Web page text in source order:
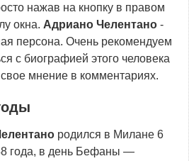
нажав на кнопку в правом
окна. Адриано Челентано -
персона. Очень рекомендуем
с биографией этого человека
мнение в комментариях.
родился в Милане 6
года, в день Бефаны —